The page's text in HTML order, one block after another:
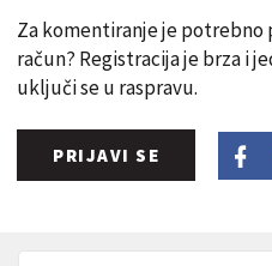
Za komentiranje je potrebno
račun? Registracija je brza i
uključi se u raspravu.
PRIJAVI SE